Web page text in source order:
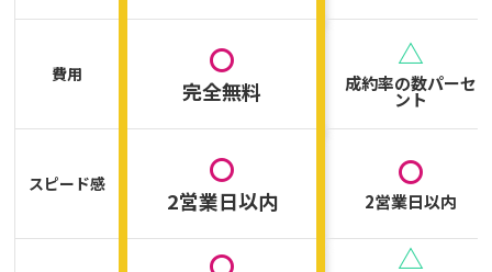
費用 〇
完全無料
△
成約率の数パーセ
ント
スピード感 〇
2営業日以内
〇
2営業日以内
△